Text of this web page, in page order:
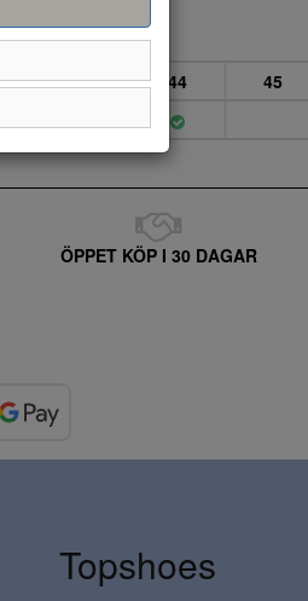
43 44 45
ÖPPET KÖP I 30 DAGAR
Topshoes